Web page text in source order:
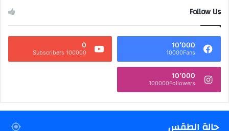
Follow Us
10٬000
10000Fans
0
100000 Subscribers
10٬000
100000Followers
حالة الطقس